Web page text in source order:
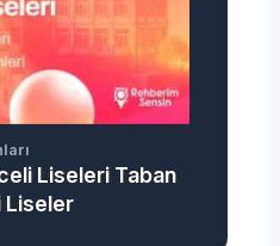
Liseleri Taban
Liseler